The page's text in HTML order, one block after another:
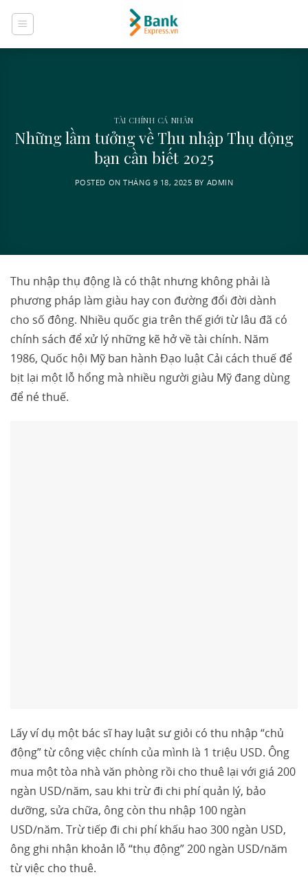
TÀI CHÍNH CÁ NHÂN
Những lầm tưởng về Thu nhập Thụ động
bạn cần biết 2025
POSTED ONTHÁNG 9 18, 2025 BY ADMIN
Thu nhập thụ động là có thật nhưng không phải là
phương pháp làm giàu hay con đường đổi đời dành
cho số đông. Nhiều quốc gia trên thế giới từ lâu đã có
chính sách để xử lý những kẽ hở về tài chính. Năm
1986, Quốc hội Mỹ ban hành Đạo luật Cải cách thuế để
bịt lại một lỗ hổng mà nhiều người giàu Mỹ đang dùng
để né thuế.
Lấy ví dụ một bác sĩ hay luật sư giỏi có thu nhập “chủ
động” từ công việc chính của mình là 1 triệu USD. Ông
mua một tòa nhà văn phòng rồi cho thuê lại với giá 200
ngàn USD/năm, sau khi trừ đi chi phí quản lý, bảo
dưỡng, sửa chữa, ông còn thu nhập 100 ngàn
USD/năm. Trừ tiếp đi chi phí khấu hao 300 ngàn USD,
ông ghi nhận khoản lỗ “thụ động” 200 ngàn USD/năm
từ việc cho thuê.